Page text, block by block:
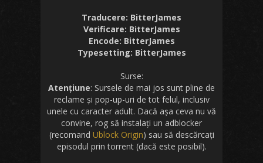
Traducere: BitterJames
Verificare: BitterJames
Encode: BitterJames
Typesetting: BitterJames
Surse:
Atențiune: Sursele de mai jos sunt pline de
reclame și pop-up-uri de tot felul, inclusiv
unele cu caracter adult. Dacă așa ceva nu vă
convine, rog să instalați un adblocker
(recomand Ublock Origin) sau să descărcați
episodul prin torrent (dacă este posibil).